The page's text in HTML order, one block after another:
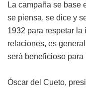
La campaña se base
se piensa, se dice y
1932 para respetar
relaciones, es
será beneficioso
Óscar del Cueto,